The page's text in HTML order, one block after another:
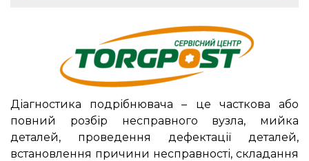
Діагностика подрібнювача – це часткова або
повний розбір несправного вузла, мийка
деталей, проведення дефектації деталей,
встановлення причини несправності, складання